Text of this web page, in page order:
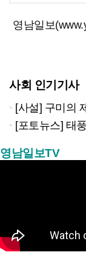
영남일보
사회 인기기사
[사설] 구미의
[포토뉴스] 태
영남일보TV